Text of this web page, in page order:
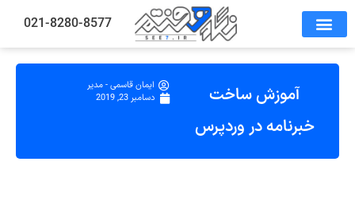
021-8280-8577
آموزش ساخت
خبرنامه در وردپرس
ایمان قاسمی - مدیر
دسامبر 23, 2019